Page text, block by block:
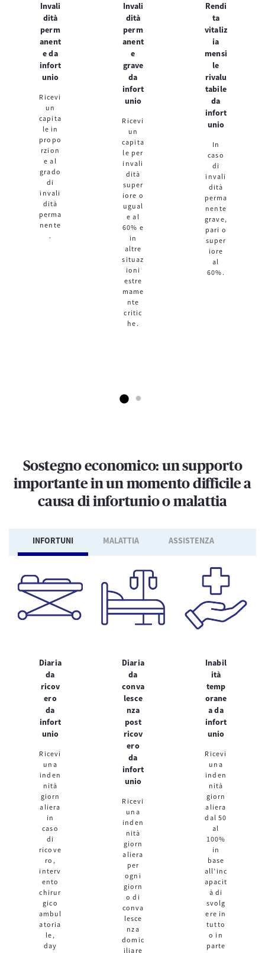
Invali
dità
perm
anent
e da
infort
unio
Ricevi
un
capita
le in
propo
rzion
e al
grado
di
invali
dità
perma
nente
.
Invali
dità
perm
anent
e
grave
da
infort
unio
Ricevi
un
capita
le per
invali
dità
super
iore o
ugual
e al
60% e
in
altre
situaz
ioni
estre
mame
nte
critic
he.
Rendi
ta
vitaliz
ia
mensi
le
rivalu
tabile
da
infort
unio
In
caso
di
invali
dità
perma
nente
grave,
pari o
super
iore
al
60%.
Sostegno economico: un supporto
importante in un momento difficile a
causa di infortunio o malattia
INFORTUNI MALATTIA ASSISTENZA
Diaria
da
ricov
ero
da
infort
unio
Ricevi
una
inden
nità
giorn
aliera
in
caso
di
ricove
ro,
interv
ento
chirur
gico
ambul
atoria
le,
day
Diaria
da
conva
lesce
nza
post
ricov
ero
da
infort
unio
Ricevi
una
inden
nità
giorn
aliera
per
ogni
giorn
o di
conva
lesce
nza
domic
iliare
Inabil
ità
temp
orane
a da
infort
unio
Ricevi
una
inden
nità
giorn
aliera
dal 50
al
100%
in
base
all’inc
apacit
à di
svolg
ere in
tutto
o in
parte